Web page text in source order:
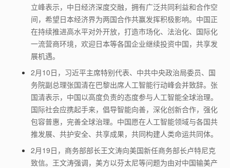
立峰表示，中日经济深度交融，拥有广泛共同利益和合作空
间，希望日本经济界为两国合作共赢发挥积极影响。中国正
在持续推进高水平对外开放，打造市场化、法治化、国际化
一流营商环境，欢迎日本等各国企业继续投资中国，共享发
展机遇。
2月10日，习近平主席特别代表、中共中央政治局委员、国
务院副总理张国清在巴黎出席人工智能行动峰会并致辞。张
国清表示，中国以高度负责的态度参与人工智能全球治理。
国际社会应携起手来，倡导智能向善，深化创新合作，强化
包容普惠，完善全球治理。中国愿在人工智能领域与各国共
推发展、共护安全、共享成果，共同构建人类命运共同体。
2月19日，商务部部长王文涛向美国新任商务部长卢特尼克
致信。王文涛强调，美方以芬太尼等问题为由对中国输美产